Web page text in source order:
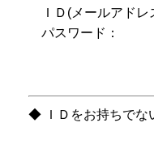
ＩＤ(メールアドレ
パスワード：
◆ ＩＤをお持ちでな